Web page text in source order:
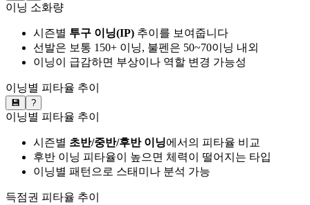
이닝 소화량
시즌별 투구 이닝(IP) 추이를 보여줍니다
선발은 보통 150+ 이닝, 불펜은 50~70이닝 내외
이닝이 급감하면 부상이나 역할 변경 가능성
이닝별 피타율 추이
💾 ?
이닝별 피타율 추이
시즌별 초반/중반/후반 이닝에서의 피타율 비교
후반 이닝 피타율이 높으면 체력이 떨어지는 타입
이닝별 패턴으로 스태미나 분석 가능
득점권 피타율 추이